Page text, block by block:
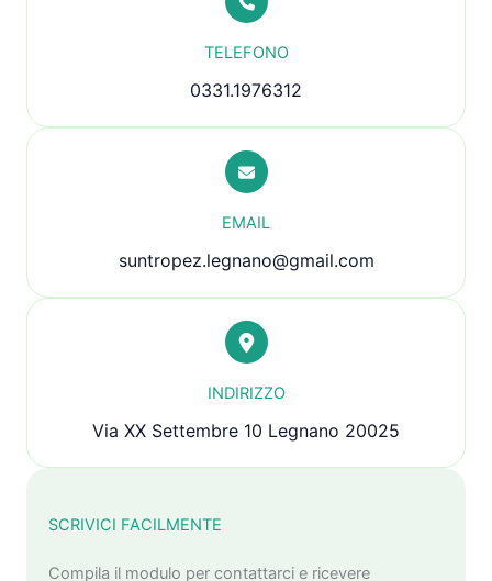
TELEFONO
0331.1976312
EMAIL
suntropez.legnano@gmail.com
INDIRIZZO
Via XX Settembre 10 Legnano 20025
SCRIVICI FACILMENTE
Compila il modulo per contattarci e ricevere